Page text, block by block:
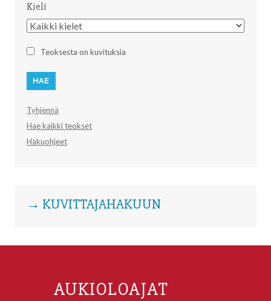
Kieli
Kieli
Teoksesta on kuvituksia
Tyhjennä
Hae kaikki teokset
Hakuohjeet
→ KUVITTAJAHAKUUN
AUKIOLOAJAT